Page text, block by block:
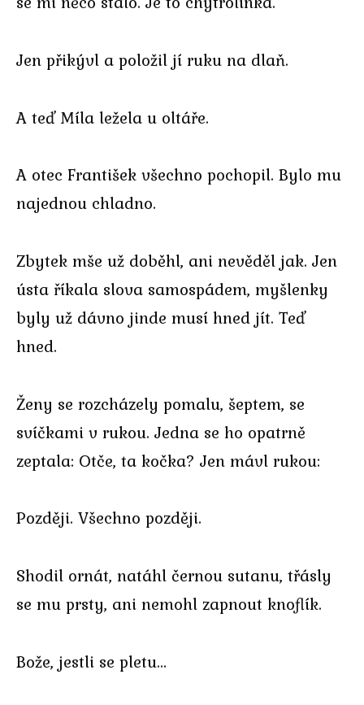
Jen přikývl a položil jí ruku na dlaň.
A teď Míla ležela u oltáře.
A otec František všechno pochopil. Bylo mu
najednou chladno.
Zbytek mše už doběhl, ani nevěděl jak. Jen
ústa říkala slova samospádem, myšlenky
byly už dávno jinde musí hned jít. Teď
hned.
Ženy se rozcházely pomalu, šeptem, se
svíčkami v rukou. Jedna se ho opatrně
zeptala: Otče, ta kočka? Jen mávl rukou:
Později. Všechno později.
Shodil ornát, natáhl černou sutanu, třásly
se mu prsty, ani nemohl zapnout knoflík.
Bože, jestli se pletu…